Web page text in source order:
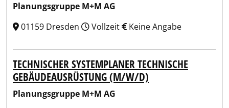
Planungsgruppe M+M AG
01159 Dresden
Vollzeit Keine Angabe
TECHNISCHER SYSTEMPLANER TECHNISCHE
GEBÄUDEAUSRÜSTUNG (M/W/D)
Planungsgruppe M+M AG